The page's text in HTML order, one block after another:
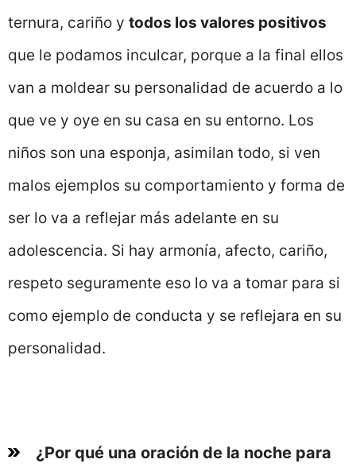
ternura, cariño y todos los valores positivos
que le podamos inculcar, porque a la final ellos
van a moldear su personalidad de acuerdo a lo
que ve y oye en su casa en su entorno. Los
niños son una esponja, asimilan todo, si ven
malos ejemplos su comportamiento y forma de
ser lo va a reflejar más adelante en su
adolescencia. Si hay armonía, afecto, cariño,
respeto seguramente eso lo va a tomar para si
como ejemplo de conducta y se reflejara en su
personalidad.
¿Por qué una oración de la noche para